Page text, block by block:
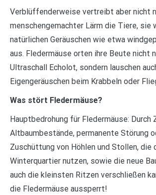
Verblüffenderweise vertreibt aber nicht
menschengemachter Lärm die Tiere, sie
natürlichen Geräuschen wie etwa
aus. Fledermäuse orten ihre Beute nicht
Ultraschall Echolot, sondern lauschen
Eigengeräuschen beim Krabbeln oder
Was stört Fledermäuse?
Hauptbedrohung für Fledermäuse: Durch
Altbaumbestände, permanente Störung
Zuschüttung von Höhlen und Stollen, die
Winterquartier nutzen, sowie die neue
auch die kleinsten Ritzen verschließen
die Fledermäuse aussperrt!